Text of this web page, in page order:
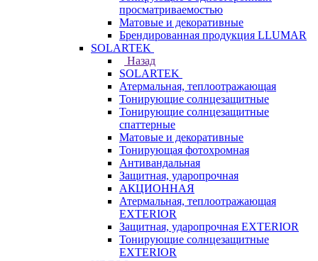
просматриваемостью
Матовые и декоративные
Брендированная продукция LLUMAR
SOLARTEK
Назад
SOLARTEK
Атермальная, теплоотражающая
Тонирующие солнцезащитные
Тонирующие солнцезащитные
спаттерные
Матовые и декоративные
Тонирующая фотохромная
Антивандальная
Защитная, ударопрочная
АКЦИОННАЯ
Атермальная, теплоотражающая
EXTERIOR
Защитная, ударопрочная EXTERIOR
Тонирующие солнцезащитные
EXTERIOR